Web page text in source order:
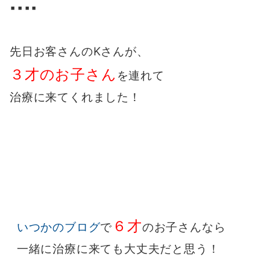
▪️▪️▪️▪️
先日お客さんのKさんが、
３才のお子さん を連れて
治療に来てくれました！
いつかのブログで ６才のお子さんなら
一緒に治療に来ても大丈夫だと思う！